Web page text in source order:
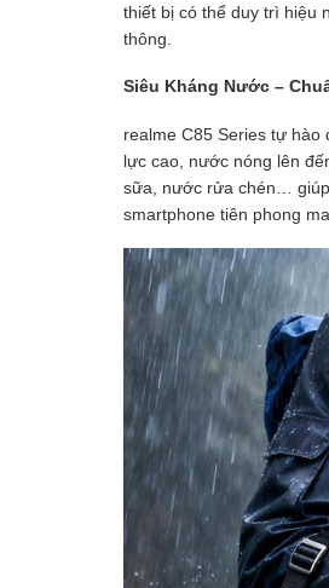
thiết bị có thể duy trì hiệu
thông.
Siêu Kháng Nước –
realme C85 Series tự
lực cao, nước nóng lên
sữa, nước rửa chén…
smartphone tiên phong